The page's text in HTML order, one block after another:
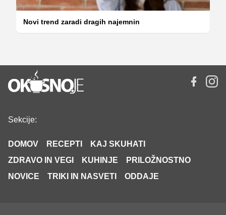
Novi trend zaradi dragih najemnin
Sekcije:
DOMOV RECEPTI
KAJ SKUHATI
ZDRAVO IN VEGI
KUHINJE
PRILOŽNOSTNO
NOVICE
TRIKI IN NASVETI ODDAJE